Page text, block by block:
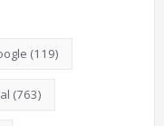
(119)
(763)